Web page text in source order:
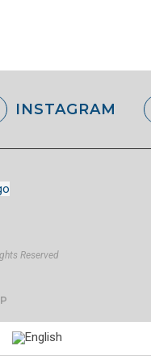
INSTAGRAM
Reserved